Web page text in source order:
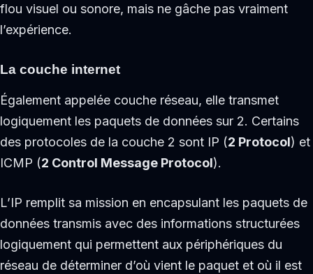
flou visuel ou sonore, mais ne gâche pas vraiment
l’expérience.
La couche internet
Également appelée couche réseau, elle transmet
logiquement les paquets de données sur 2. Certains
des protocoles de la couche 2 sont IP (2 Protocol) et
ICMP (2 Control Message Protocol).
L’IP remplit sa mission en encapsulant les paquets de
données transmis avec des informations structurées
logiquement qui permettent aux périphériques du
réseau de déterminer d’où vient le paquet et où il est